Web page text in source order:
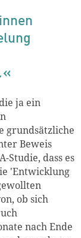
ja ein
grundsätzliche
Beweis
Studie, dass es
'Entwicklung
ob sich
nach Ende